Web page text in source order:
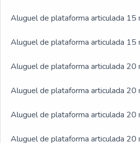
Aluguel de plataforma articulada 15
Aluguel de plataforma articulada 15
Aluguel de plataforma articulada 20
Aluguel de plataforma articulada 20
Aluguel de plataforma articulada 20
Aluguel de plataforma articulada 20